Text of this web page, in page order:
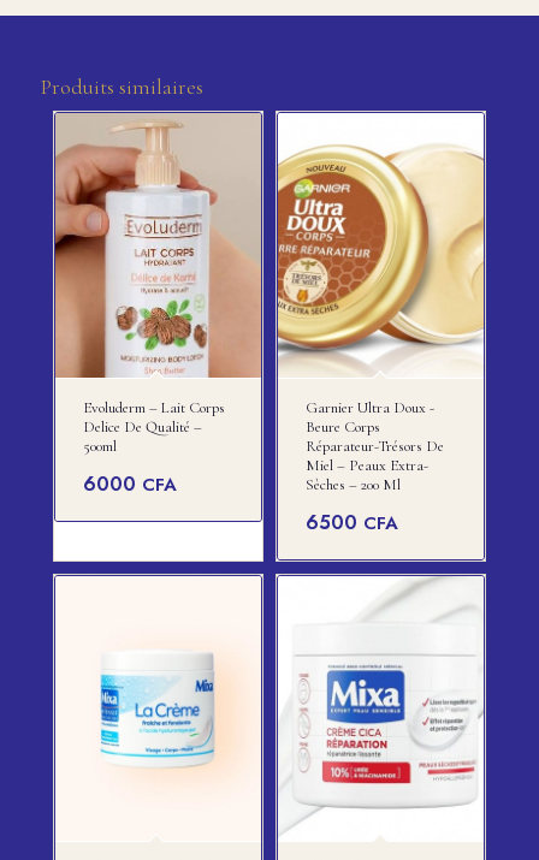
Produits similaires
Evoluderm – Lait Corps
Delice De Qualité –
500ml
6000 CFA
Garnier Ultra Doux -
Beure Corps
Réparateur-Trésors De
Miel – Peaux Extra-
Sèches – 200 Ml
6500 CFA